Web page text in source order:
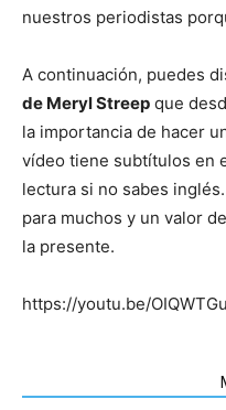
nuestros periodistas
A continuación, puedes
de Meryl Streep que
la importancia de hacer
vídeo tiene subtítulos en
lectura si no sabes
para muchos y un valor
la presente.
https://youtu.be/